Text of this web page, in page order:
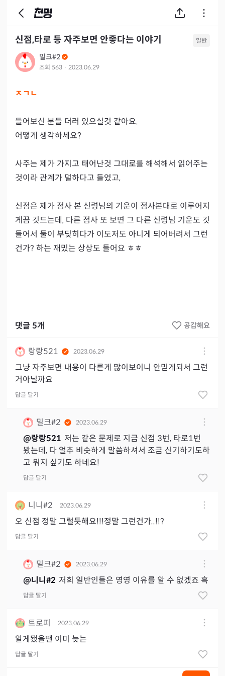
신점,타로 등 자주보면 안좋다는 이야기 일반
밀크#2
조회 563 · 2023.06.29
ㅈㄱㄴ
들어보신 분들 더러 있으실것 같아요.
어떻게 생각하세요?
사주는 제가 가지고 태어난것 그대로를 해석해서 읽어주는
것이라 관계가 덜하다고 들었고,
신점은 제가 점사 본 신령님의 기운이 점사본대로 이루어지
게끔 깃드는데, 다른 점사 또 보면 그 다른 신령님 기운도 깃
들어서 둘이 부딪히다가 이도저도 아니게 되어버려서 그런
건가? 하는 재밌는 상상도 들어요 ㅎㅎ
댓글 5개 공감해요
랑랑521 2023.06.29
그냥 자주보면 내용이 다른게 많이보이니 안믿게되서 그런
거아닐까요
답글 달기
밀크#2 2023.06.29
@랑랑521 저는 같은 문제로 지금 신점 3번, 타로1번
봤는데, 다 얼추 비슷하게 말씀하셔서 조금 신기하기도하
고 뭐지 싶기도 하네요!
답글 달기
니니#2 2023.06.29
오 신점 정말 그럴듯해요!!!정말 그런건가..!!?
답글 달기
밀크#2 2023.06.29
@니니#2 저희 일반인들은 영영 이유를 알 수 없겠죠 흑
답글 달기
트로피 2023.06.29
알게됐을땐 이미 늦는
답글 달기